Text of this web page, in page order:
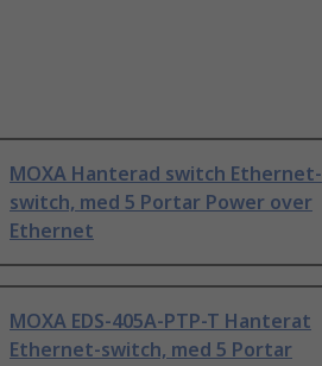
MOXA Hanterad switch Ethernet-
switch, med 5 Portar Power over
Ethernet
MOXA EDS-405A-PTP-T Hanterat
Ethernet-switch, med 5 Portar